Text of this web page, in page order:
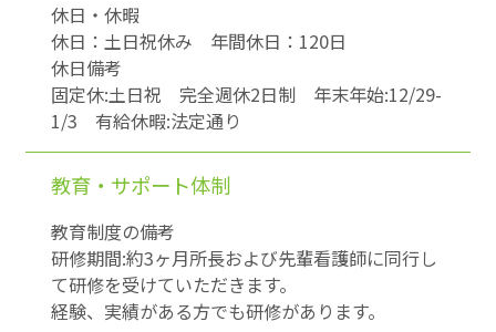
休日・休暇
休日：土日祝休み 年間休日：120日
休日備考
固定休:土日祝 完全週休2日制 年末年始:12/29-
1/3 有給休暇:法定通り
教育・サポート体制
教育制度の備考
研修期間:約3ヶ月所長および先輩看護師に同行し
て研修を受けていただきます。
経験、実績がある方でも研修があります。